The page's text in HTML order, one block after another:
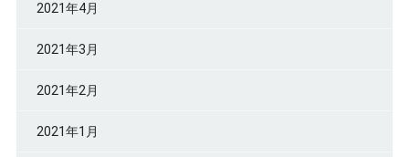
2021年4月
2021年3月
2021年2月
2021年1月